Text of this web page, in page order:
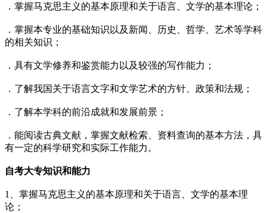
．掌握马克思主义的基本原理和关于语言、文学的基本理论；
．掌握本专业的基础知识以及新闻、历史、哲学、艺术等学科
的相关知识；
．具有文学修养和鉴赏能力以及较强的写作能力；
．了解我国关于语言文字和文学艺术的方针、政策和法规；
．了解本学科的前沿成就和发展前景；
．能阅读古典文献，掌握文献检索、资料查询的基本方法，具
有一定的科学研究和实际工作能力。
自考大专知识和能力
1、掌握马克思主义的基本原理和关于语言、文学的基本理
论；